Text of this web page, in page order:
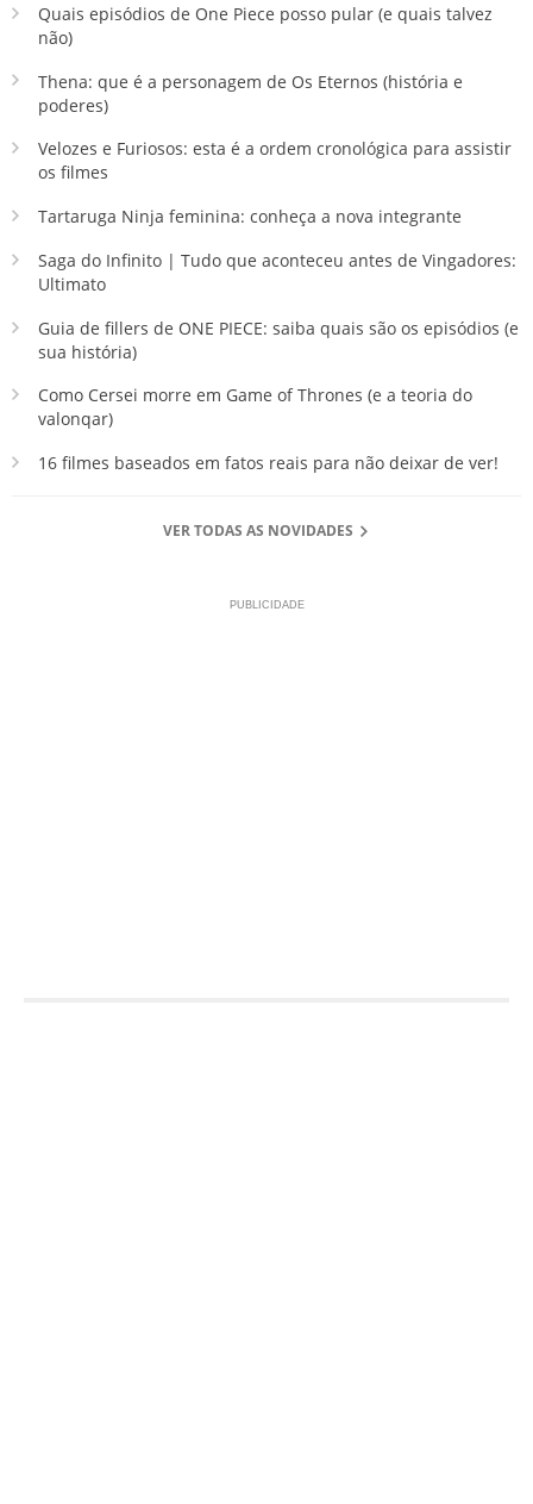
Quais episódios de One Piece posso pular (e quais talvez
não)
Thena: que é a personagem de Os Eternos (história e
poderes)
Velozes e Furiosos: esta é a ordem cronológica para assistir
os filmes
Tartaruga Ninja feminina: conheça a nova integrante
Saga do Infinito | Tudo que aconteceu antes de Vingadores:
Ultimato
Guia de fillers de ONE PIECE: saiba quais são os episódios (e
sua história)
Como Cersei morre em Game of Thrones (e a teoria do
valonqar)
16 filmes baseados em fatos reais para não deixar de ver!
VER TODAS AS NOVIDADES